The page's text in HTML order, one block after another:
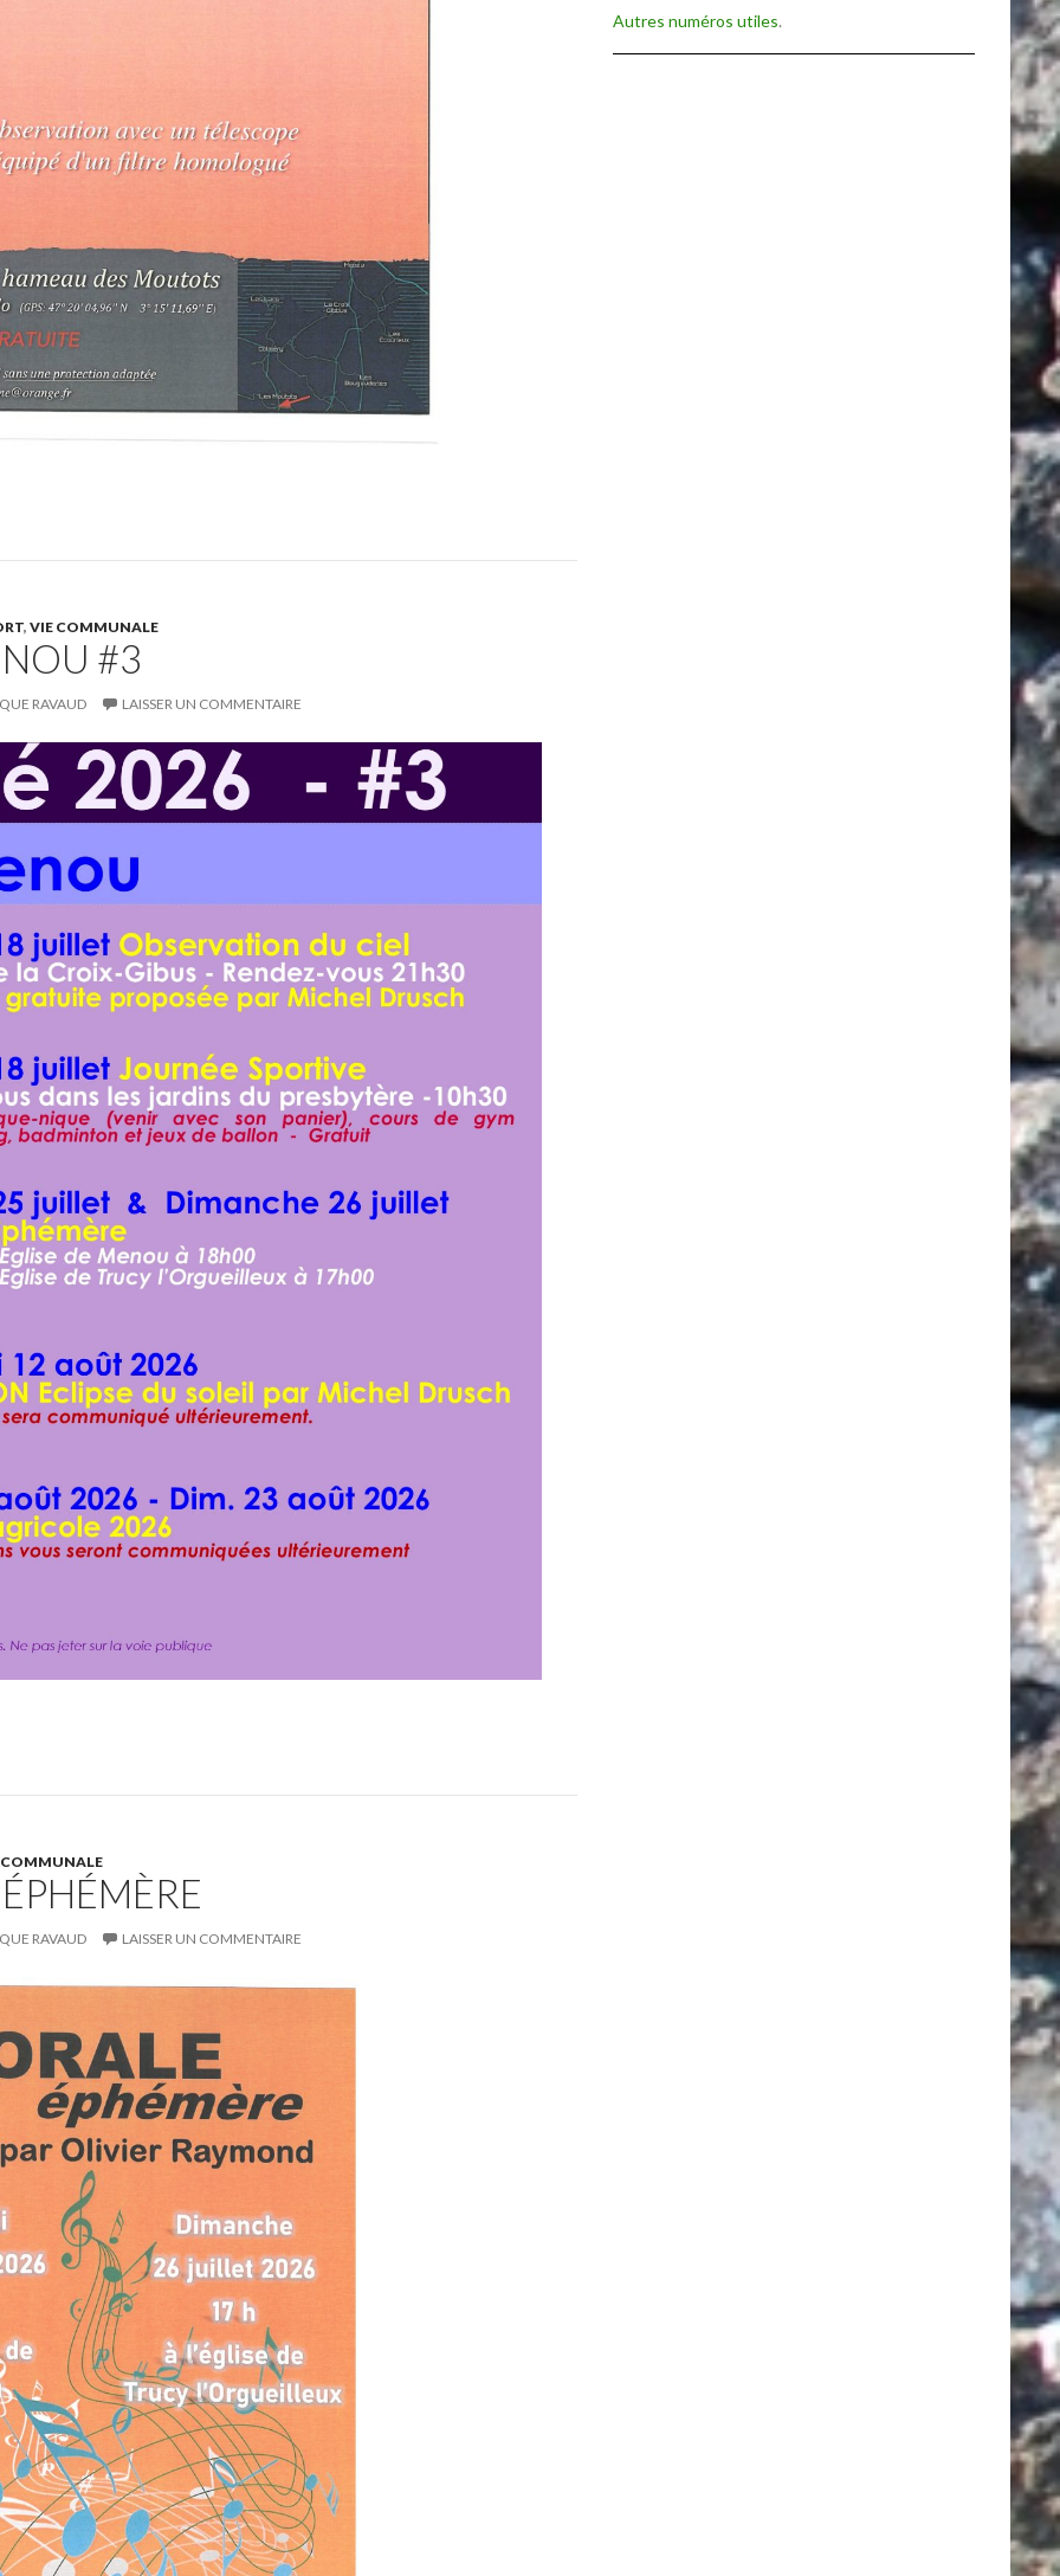
, VIE COMMUNALE
#3
RAVAUD LAISSER UN COMMENTAIRE
RAVAUD LAISSER UN COMMENTAIRE
Autres numéros utiles.